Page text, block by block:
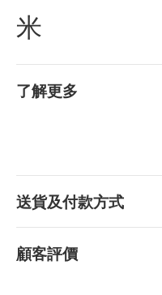
米
了解更多
送貨及付款方式
顧客評價